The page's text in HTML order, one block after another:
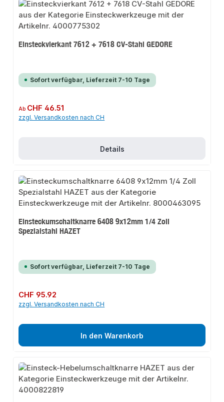
Einsteckvierkant 7612 + 7618 CV-Stahl GEDORE
Sofort verfügbar, Lieferzeit 7-10 Tage
Regulärer Preis:
Ab CHF 46.51
zzgl. Versandkosten nach CH
Details
Einsteckumschaltknarre 6408 9x12mm 1/4 Zoll
Spezialstahl HAZET
Sofort verfügbar, Lieferzeit 7-10 Tage
Regulärer Preis:
CHF 95.92
zzgl. Versandkosten nach CH
In den Warenkorb